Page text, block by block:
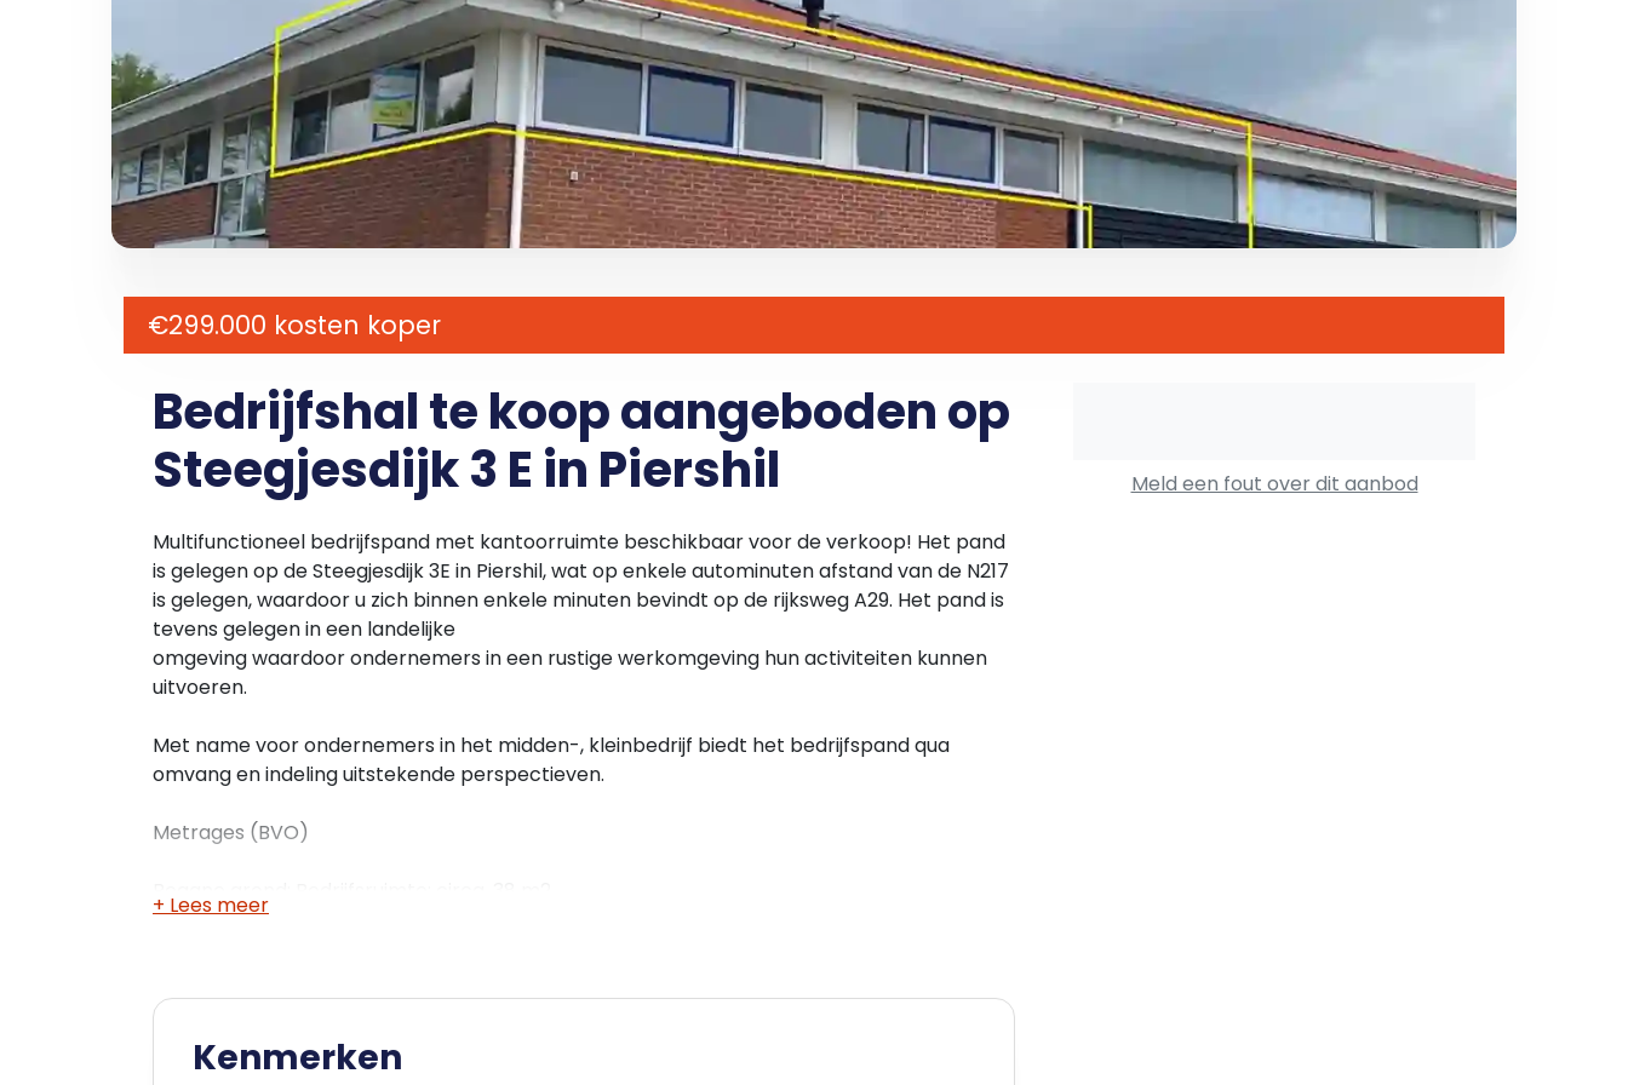
€299.000 kosten koper
Bedrijfshal te koop aangeboden op
Steegjesdijk 3 E in Piershil
Multifunctioneel bedrijfspand met kantoorruimte beschikbaar voor de verkoop! Het pand
is gelegen op de Steegjesdijk 3E in Piershil, wat op enkele autominuten afstand van de N217
is gelegen, waardoor u zich binnen enkele minuten bevindt op de rijksweg A29. Het pand is
tevens gelegen in een landelijke
omgeving waardoor ondernemers in een rustige werkomgeving hun activiteiten kunnen
uitvoeren.
Met name voor ondernemers in het midden-, kleinbedrijf biedt het bedrijfspand qua
omvang en indeling uitstekende perspectieven.
Metrages (BVO)
1e verdieping: Kantoorruimte: circa. 76 m2
Parkeren
+ Lees meer
Meld een fout over dit aanbod
Kenmerken